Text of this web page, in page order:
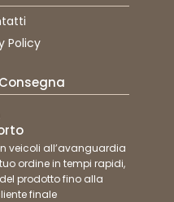
Policy
veicoli all’avanguardia
ordine in tempi rapidi,
prodotto fino alla
finale